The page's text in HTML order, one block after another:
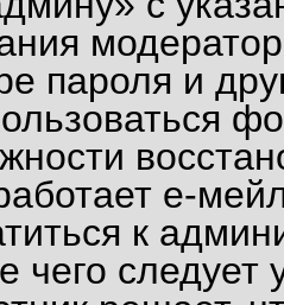
пароля и
е-
к
чего следует